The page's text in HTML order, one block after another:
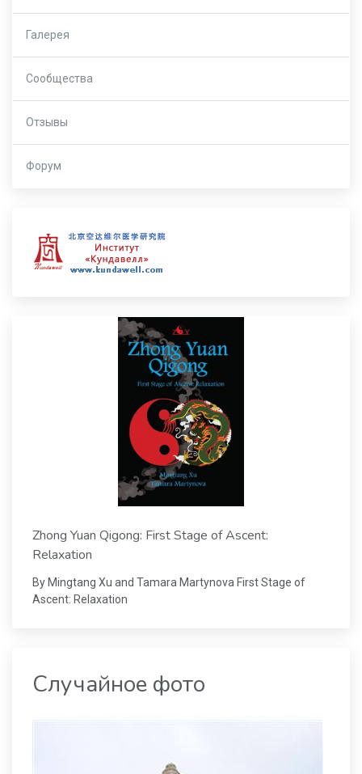
Галерея
Сообщества
Отзывы
Форум
Zhong Yuan Qigong: First Stage of Ascent:
Relaxation
By Mingtang Xu and Tamara Martynova First Stage of
Ascent: Relaxation
Случайное фото